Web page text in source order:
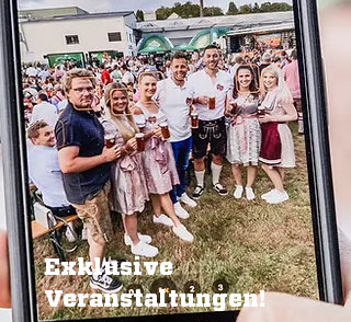
Exklusive
Veranstaltungen!